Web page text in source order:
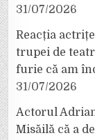
31/07/2026
Reacția
trupei de
furie că am
31/07/2026
Actorul
Misăilă că a